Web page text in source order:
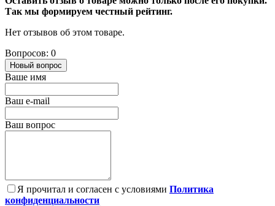
Так мы формируем честный рейтинг.
Нет отзывов об этом товаре.
Вопросов: 0
Новый вопрос
Ваше имя
Ваш e-mail
Ваш вопрос
Я прочитал и согласен с условиями Политика
конфиденциальности